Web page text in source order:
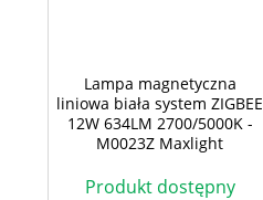
Lampa magnetyczna
liniowa biała system ZIGBEE
12W 634LM 2700/5000K -
M0023Z Maxlight
Produkt dostępny